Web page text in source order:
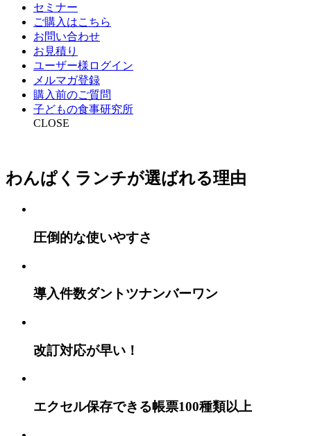
セミナー
ご購入はこちら
お問い合わせ
お見積り
ユーザー様ログイン
メルマガ登録
購入前のご質問
子どもの食事研究所
CLOSE
わんぱくランチが選ばれる理由
圧倒的な使いやすさ
導入件数ダントツナンバーワン
改訂対応が早い！
エクセル保存できる帳票100種類以上